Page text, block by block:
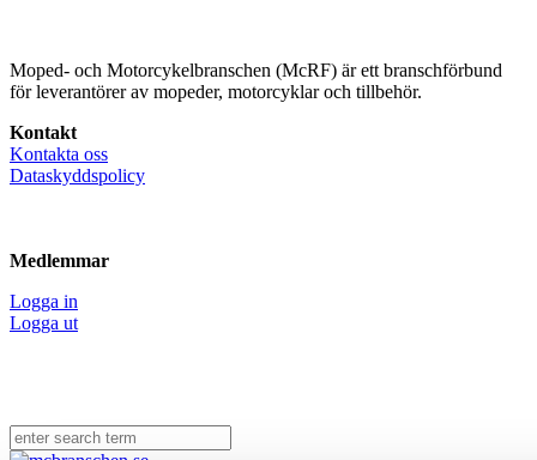
Moped- och Motorcykelbranschen (McRF) är ett branschförbund
för leverantörer av mopeder, motorcyklar och tillbehör.
Kontakt
Kontakta oss
Dataskyddspolicy
Medlemmar
Logga in
Logga ut